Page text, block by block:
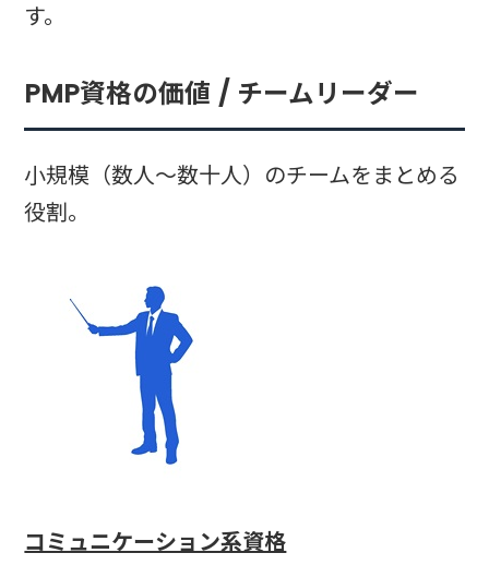
す。
PMP資格の価値 / チームリーダー
小規模（数人～数十人）のチームをまとめる
役割。
コミュニケーション系資格